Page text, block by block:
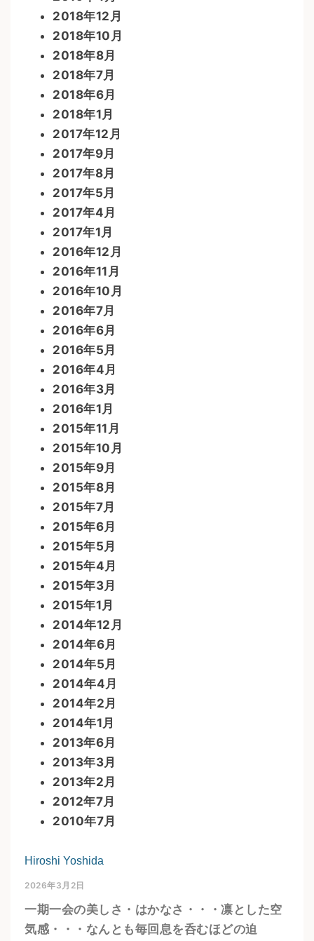
2018年12月
2018年10月
2018年8月
2018年7月
2018年6月
2018年1月
2017年12月
2017年9月
2017年8月
2017年5月
2017年4月
2017年1月
2016年12月
2016年11月
2016年10月
2016年7月
2016年6月
2016年5月
2016年4月
2016年3月
2016年1月
2015年11月
2015年10月
2015年9月
2015年8月
2015年7月
2015年6月
2015年5月
2015年4月
2015年3月
2015年1月
2014年12月
2014年6月
2014年5月
2014年4月
2014年2月
2014年1月
2013年6月
2013年3月
2013年2月
2012年7月
2010年7月
Hiroshi Yoshida
2026年3月2日
一期一会の美しさ・はかなさ・・・凛とした空
気感・・・なんとも毎回息を呑むほどの迫